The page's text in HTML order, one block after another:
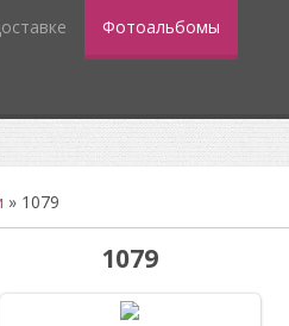
Фотоальбомы
» 1079
1079